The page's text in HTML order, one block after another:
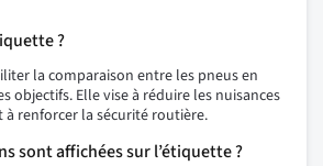
?
la comparaison entre les pneus en
objectifs. Elle vise à réduire les nuisances
renforcer la sécurité routière.
sont affichées sur l’étiquette ?